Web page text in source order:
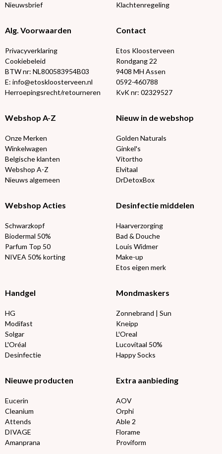
Nieuwsbrief
Klachtenregeling
Alg. Voorwaarden
Privacyverklaring
Cookiebeleid
BTW nr: NL800583954B03
E: info@etoskloosterveen.nl
Herroepingsrecht/retourneren
Contact
Etos Kloosterveen
Rondgang 22
9408 MH Assen
0592-460788
KvK nr: 02329527
Webshop A-Z
Onze Merken
Winkelwagen
Belgische klanten
Webshop A-Z
Nieuws algemeen
Nieuw in de webshop
Golden Naturals
Ginkel's
Vitortho
Elvitaal
DrDetoxBox
Webshop Acties
Schwarzkopf
Biodermal 50%
Parfum Top 50
NIVEA 50% korting
Desinfectie middelen
Haarverzorging
Bad & Douche
Louis Widmer
Make-up
Etos eigen merk
Handgel
HG
Modifast
Solgar
L'Oréal
Desinfectie
Mondmaskers
Zonnebrand | Sun
Kneipp
L'Oreal
Lucovitaal 50%
Happy Socks
Nieuwe producten
Eucerin
Cleanium
Attends
DIVAGE
Amanprana
Extra aanbieding
AOV
Orphi
Able 2
Florame
Proviform